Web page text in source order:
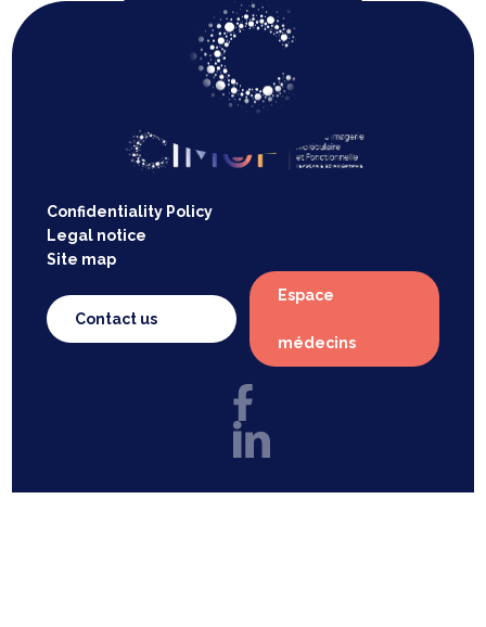
Confidentiality Policy
Legal notice
Site map
Contact us
Espace
médecins